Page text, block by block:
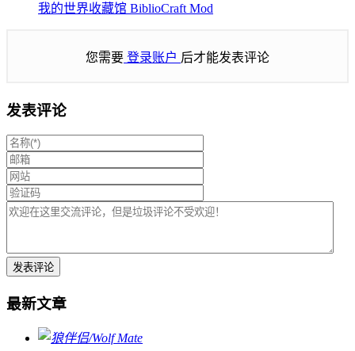
我的世界收藏馆 BiblioCraft Mod
您需要 登录账户 后才能发表评论
发表评论
最新文章